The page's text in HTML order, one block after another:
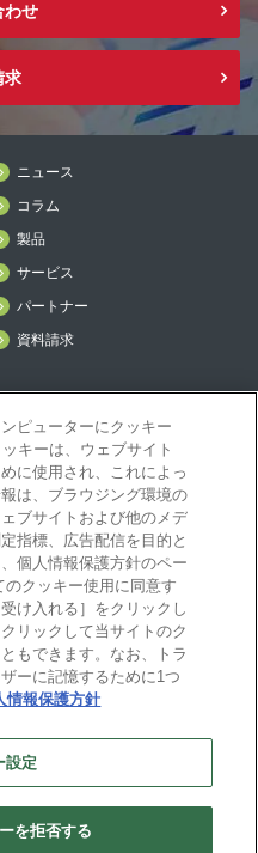
わせ
求
ニュース
コラム
製品
サービス
パートナー
資料請求
員専用）
ピューターにクッキー
キーは、ウェブサイト
に使用され、これによっ
は、ブラウジング環境の
ブサイトおよび他のメデ
指標、広告配信を目的と
個人情報保護方針のペー
クッキー使用に同意す
け入れる］をクリックし
リックして当サイトのク
もできます。なお、トラ
ーに記憶するために1つ
情報保護方針
設定
を拒否する